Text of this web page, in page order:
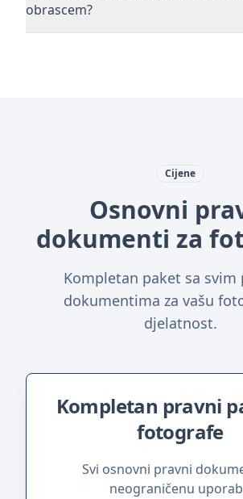
obrascem?
Cijene
Osnovni
dokumenti za
Kompletan paket sa svim
dokumentima za vašu
djelatnost.
Kompletan pravni
fotografe
Svi osnovni pravni
neograničenu